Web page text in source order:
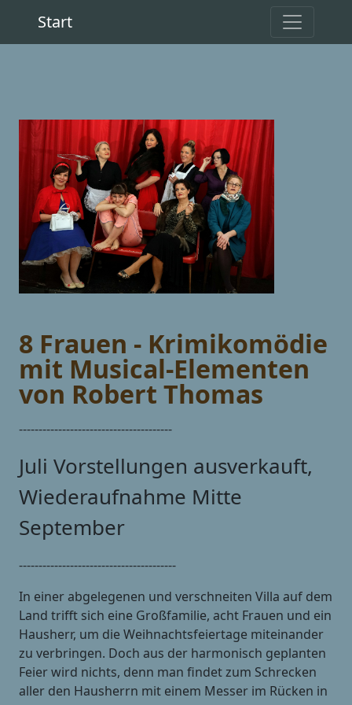
Start
8 Frauen - Krimikomödie
mit Musical-Elementen
von Robert Thomas
---------------------------------------
Juli Vorstellungen ausverkauft,
Wiederaufnahme Mitte
September
----------------------------------------
In einer abgelegenen und verschneiten Villa auf dem
Land trifft sich eine Großfamilie, acht Frauen und ein
Hausherr, um die Weihnachtsfeiertage miteinander
zu verbringen. Doch aus der harmonisch geplanten
Feier wird nichts, denn man findet zum Schrecken
aller den Hausherrn mit einem Messer im Rücken in